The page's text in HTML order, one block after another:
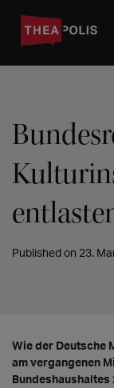
Published on 23.
Wie der Deutsche
am vergangenen